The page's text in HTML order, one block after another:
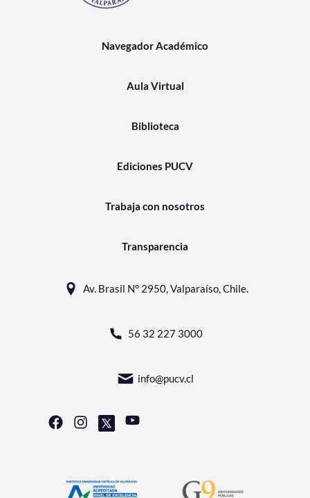
Navegador Académico
Aula Virtual
Biblioteca
Ediciones PUCV
Trabaja con nosotros
Transparencia
Av. Brasil N° 2950, Valparaíso, Chile.
56 32 227 3000
info@pucv.cl